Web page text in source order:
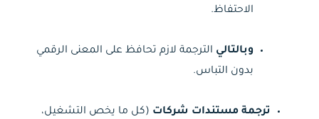
الاحتفاظ.
وبالتالي الترجمة لازم تحافظ على المعنى الرقمي
بدون التباس.
ترجمة مستندات شركات (كل ما يخص التشغيل،